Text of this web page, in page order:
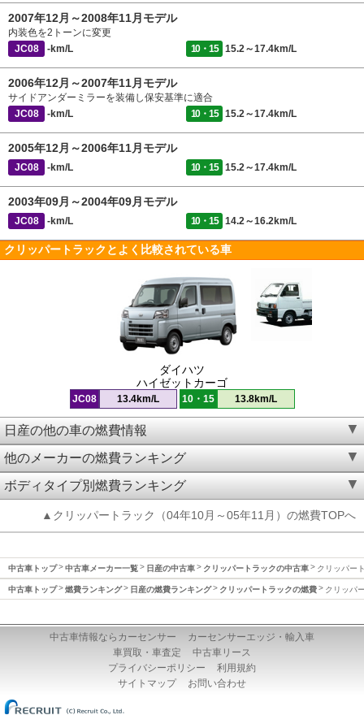
2007年12月～2008年11月モデル
内装色を2トーンに変更
JC08
-km/L 10・15 15.2～17.4km/L
2006年12月～2007年11月モデル
サイドアンダーミラーを装備し保安基準に適合
JC08
-km/L 10・15 15.2～17.4km/L
2005年12月～2006年11月モデル
JC08 -km/L 10・15 15.2～17.4km/L
2003年09月～2004年09月モデル
JC08 -km/L 10・15 14.2～16.2km/L
クリッパートラックとよく比較されている車
ダイハツ
ハイゼットカーゴ
JC08 13.4km/L 10・15 13.8km/L
日産の他の車の燃費情報
他のメーカーの燃費ランキング
ボディタイプ別燃費ランキング
▲クリッパートラック（04年10月～05年11月）の燃費TOPへ
中古車トップ 中古車メーカー一覧 日産の中古車 クリッパートラックの中古車 クリッパー
中古車トップ 燃費ランキング 日産の燃費ランキング クリッパートラックの燃費 クリッパ
中古車情報ならカーセンサー
カーセンサーエッジ・輸入車
車買取・車査定
中古車リース
プライバシーポリシー
利用規約
サイトマップ
お問い合わせ